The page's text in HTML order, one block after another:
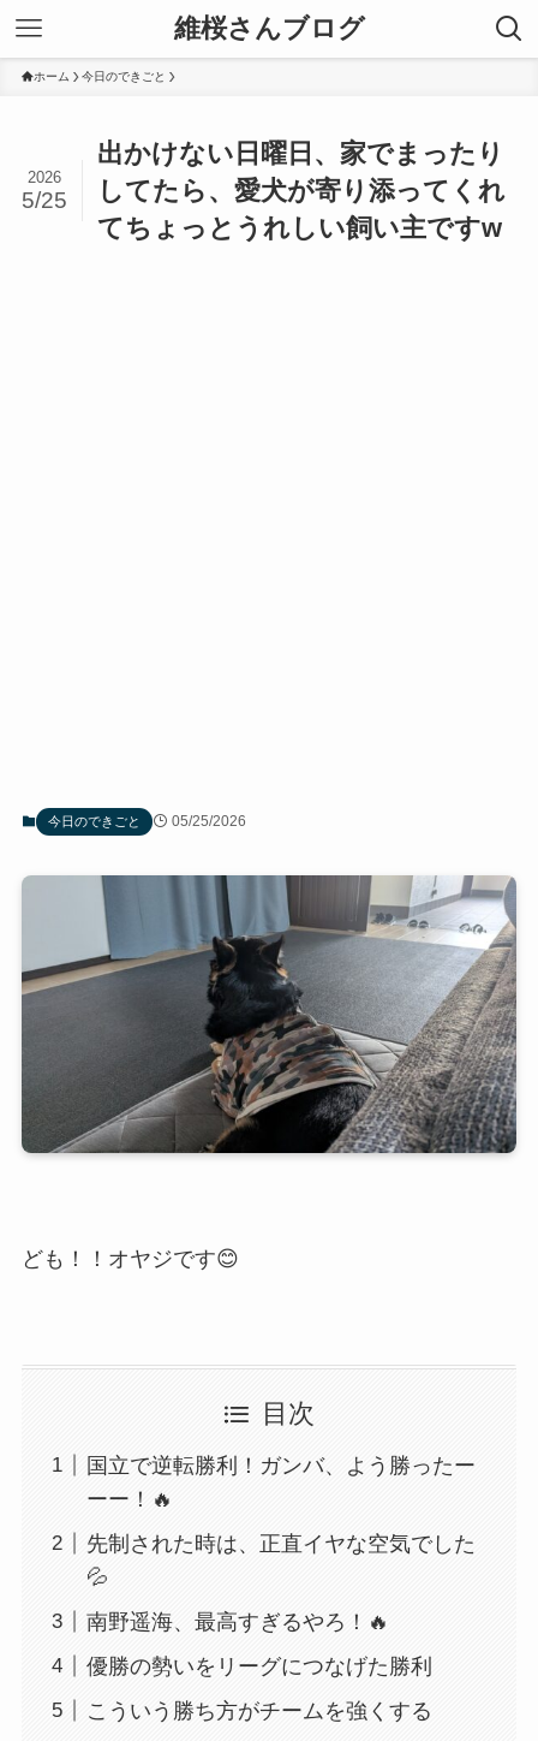
維桜さんブログ
ホーム 今日のできごと
出かけない日曜日、家でまったり
してたら、愛犬が寄り添ってくれ
てちょっとうれしい飼い主ですw
2026
5/25
今日のできごと 05/25/2026
ども！！オヤジです😊
目次
国立で逆転勝利！ガンバ、よう勝ったー
ーー！🔥
先制された時は、正直イヤな空気でした
💦
南野遥海、最高すぎるやろ！🔥
優勝の勢いをリーグにつなげた勝利
こういう勝ち方がチームを強くする